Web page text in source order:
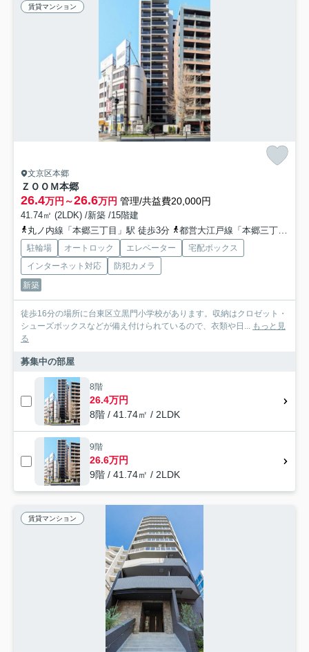
賃貸マンション
文京区本郷
ＺＯＯＭ本郷
26.4万円～26.6万円 管理/共益費20,000円
41.74㎡ (2LDK) /新築 /15階建
丸ノ内線「本郷三丁目」駅 徒歩3分
都営大江戸線「本郷三丁目」駅 徒歩4分
駐輪場 オートロック エレベーター
宅配ボックス
インターネット対応
防犯カメラ
新築
徒歩16分の場所に台東区立黒門小学校があります。収納はクロゼット・
シューズボックスなどが備え付けられているので、衣類や日... もっと見
る
募集中の部屋
8階
26.4万円
8階 / 41.74㎡ / 2LDK
9階
26.6万円
9階 / 41.74㎡ / 2LDK
賃貸マンション